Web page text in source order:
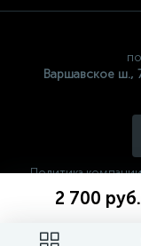
2 700 руб.
Варшавское ш.,
Политика